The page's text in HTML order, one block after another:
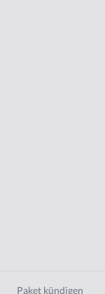
Paket kündigen